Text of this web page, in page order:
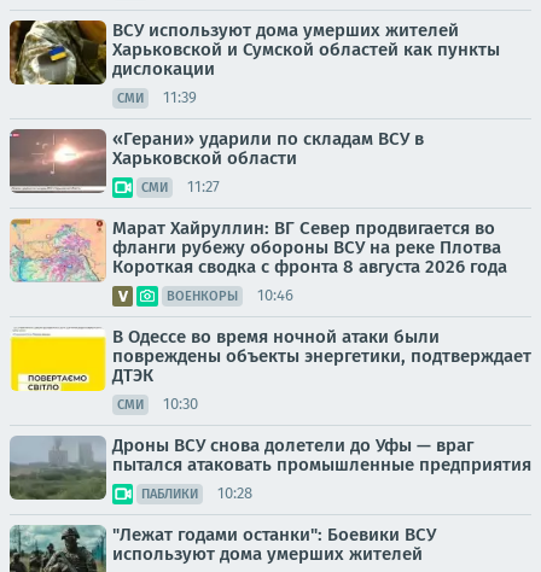
ВСУ используют дома умерших жителей
Харьковской и Сумской областей как пункты
дислокации
СМИ 11:39
«Герани» ударили по складам ВСУ в
Харьковской области
СМИ 11:27
Марат Хайруллин: ВГ Север продвигается во
фланги рубежу обороны ВСУ на реке Плотва
Короткая сводка с фронта 8 августа 2026 года
ВОЕНКОРЫ 10:46
В Одессе во время ночной атаки были
повреждены объекты энергетики, подтверждает
ДТЭК
СМИ 10:30
Дроны ВСУ снова долетели до Уфы — враг
пытался атаковать промышленные предприятия
ПАБЛИКИ 10:28
"Лежат годами останки": Боевики ВСУ
используют дома умерших жителей